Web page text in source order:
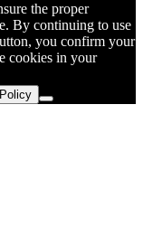
the proper
By continuing to use
you confirm your
cookies in your